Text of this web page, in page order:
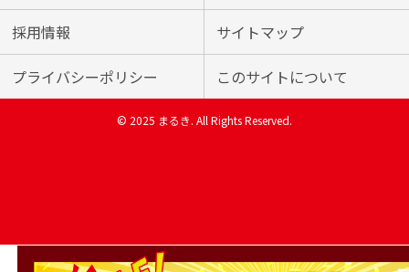
採用情報 サイトマップ
プライバシーポリシー このサイトについて
© 2025 まるき. All Rights Reserved.